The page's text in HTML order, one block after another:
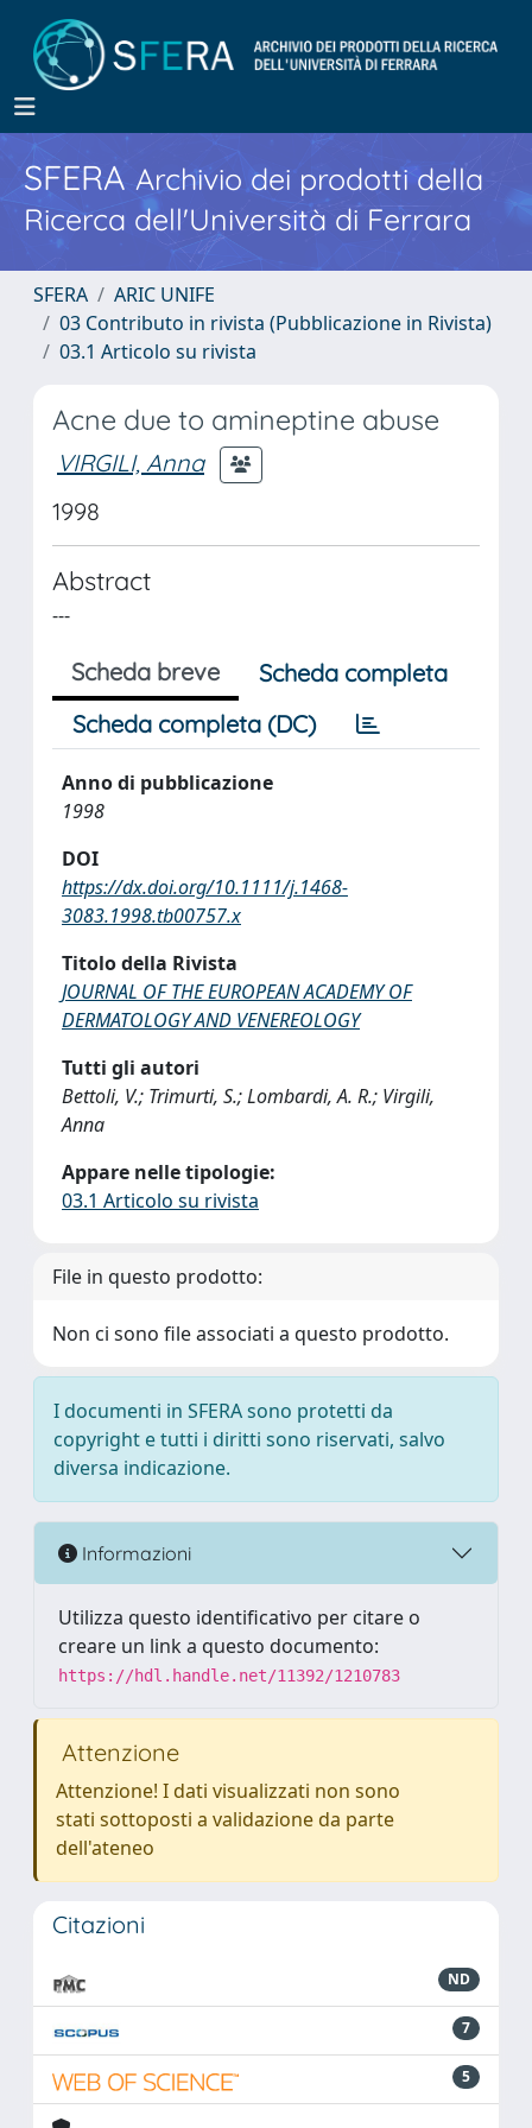
SFERA Archivio dei prodotti della
Ricerca dell'Università di Ferrara
SFERA
ARIC UNIFE
03 Contributo in rivista (Pubblicazione in Rivista)
03.1 Articolo su rivista
Acne due to amineptine abuse
VIRGILI, Anna
1998
Abstract
---
Scheda breve
Scheda completa
Scheda completa (DC)
Anno di pubblicazione
1998
DOI
https://dx.doi.org/10.1111/j.1468-
3083.1998.tb00757.x
Titolo della Rivista
JOURNAL OF THE EUROPEAN ACADEMY OF
DERMATOLOGY AND VENEREOLOGY
Tutti gli autori
Bettoli, V.; Trimurti, S.; Lombardi, A. R.; Virgili,
Anna
Appare nelle tipologie:
03.1 Articolo su rivista
File in questo prodotto:
Non ci sono file associati a questo prodotto.
I documenti in SFERA sono protetti da
copyright e tutti i diritti sono riservati, salvo
diversa indicazione.
Informazioni
Utilizza questo identificativo per citare o
creare un link a questo documento:
https://hdl.handle.net/11392/1210783
Attenzione
Attenzione! I dati visualizzati non sono
stati sottoposti a validazione da parte
dell'ateneo
Citazioni
ND
7
5